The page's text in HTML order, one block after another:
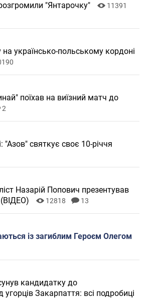
"Янтарочку"
11391
на українсько-польському кордоні
поїхав на виїзний матч до
2
"Азов" святкує своє 10-річчя
Назарій Попович презентував
(ВІДЕО)
12818 13
із загиблим Героєм Олегом
кандидатку до
Закарпаття: всі подробиці